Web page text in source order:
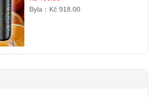
Byla： Kč 918.00